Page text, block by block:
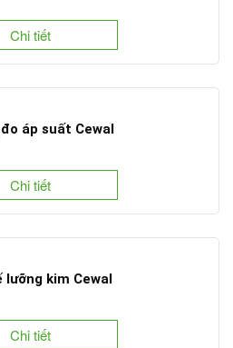
Chi tiết
áp suất Cewal
Chi tiết
lưỡng kim Cewal
Chi tiết